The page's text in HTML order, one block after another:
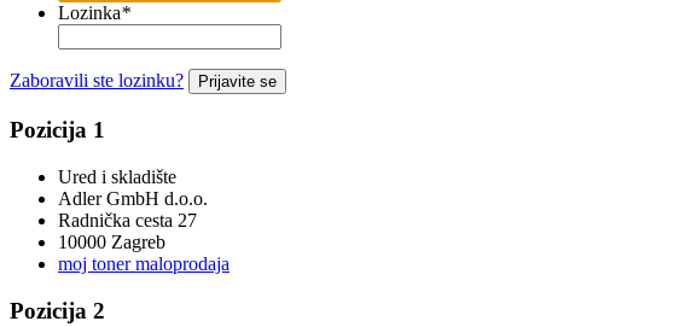
Lozinka*
Zaboravili ste lozinku? Prijavite se
Pozicija 1
Ured i skladište
Adler GmbH d.o.o.
Radnička cesta 27
10000 Zagreb
moj toner maloprodaja
Pozicija 2